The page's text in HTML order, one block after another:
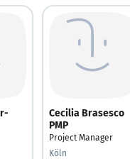
Cecilia Brasesco
PMP
Project Manager
Köln